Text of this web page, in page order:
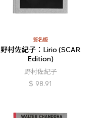
簽名版
野村佐紀子：Lirio (SCAR
Edition)
野村佐紀子
$ 98.91